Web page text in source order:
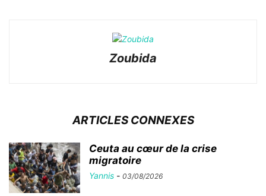
Zoubida
ARTICLES CONNEXES
Ceuta au cœur de la crise
migratoire
Yannis - 03/08/2026